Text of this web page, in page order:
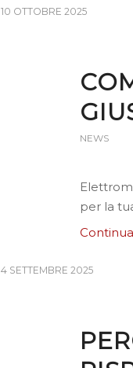
10 OTTOBRE 2025
NEWS
per la
4 SETTEMBRE 2025